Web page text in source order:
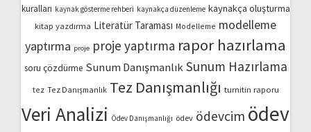
kuralları kaynak gösterme rehberi kaynakça düzenleme kaynakça oluşturma
kitap yazdırma Literatür Taraması Modelleme modelleme
yaptırma proje proje yaptırma rapor hazırlama
soru çözdürme Sunum Danışmanlık Sunum Hazırlama
tez Tez Danışmanlık Tez Danışmanlığı turnitin raporu
Veri Analizi Ödev Danışmanlığı ödev ödevcim ödev